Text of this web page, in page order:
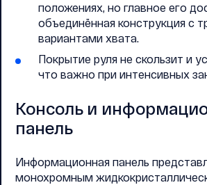
положениях, но главное его
объединённая конструкция с
вариантами хвата.
Покрытие руля не скользит и
что важно при интенсивных
Консоль и
панель
Информационная панель
монохромным